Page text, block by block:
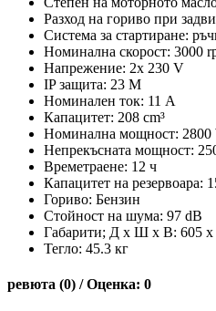
Разход на гориво при
Система за стартиране:
Номинална скорост: 3000
Напрежение: 2x 230 V
IP защита: 23 M
Номинален ток: 11 A
Капацитет: 208 cm³
Номинална мощност: 2800
Непрекъсната мощност:
Времетраене: 12 ч
Капацитет на резервоара:
Гориво: Бензин
Стойност на шума: 97 dB
Габарити; Д х Ш х В: 605 х
Тегло: 45.3 кг
ревюта (0) / Оценка: 0